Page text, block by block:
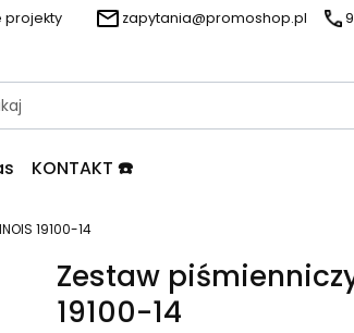
projekty zapytania@promoshop.pl
KONTAKT ☎️
19100-14
Zestaw piśmienniczy
19100-14